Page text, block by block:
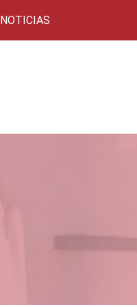
NOTICIAS